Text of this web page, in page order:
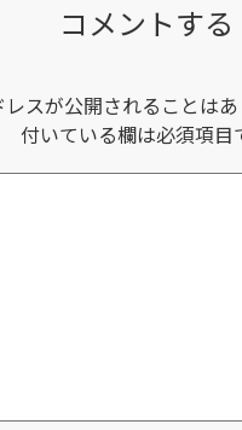
コメントする
スが公開されることはあ
付いている欄は必須項目